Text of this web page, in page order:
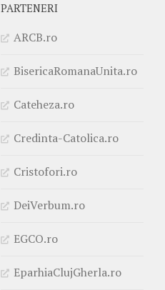
PARTENERI
ARCB.ro
BisericaRomanaUnita.ro
Cateheza.ro
Credinta-Catolica.ro
Cristofori.ro
DeiVerbum.ro
EGCO.ro
EparhiaClujGherla.ro